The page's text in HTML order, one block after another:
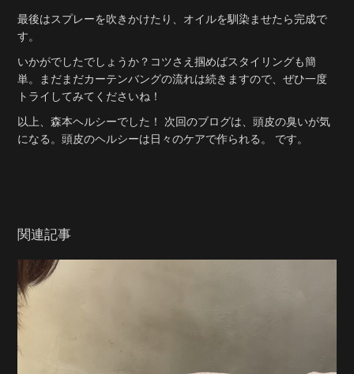
最後はスプレーを吹きかけたり、オイルを馴染ませたら完成で
す。
いかがでしたでしょうか？コツさえ掴めばスタイリングも簡
単。まだまだカーテンバングの流れは続きますので、ぜひ一度
トライしてみてくださいね！
以上、森本ヘルシーでした！ 次回のブログは、頭皮の臭いが気
になる。頭皮のヘルシーは日々のケアで作られる。 です。
関連記事